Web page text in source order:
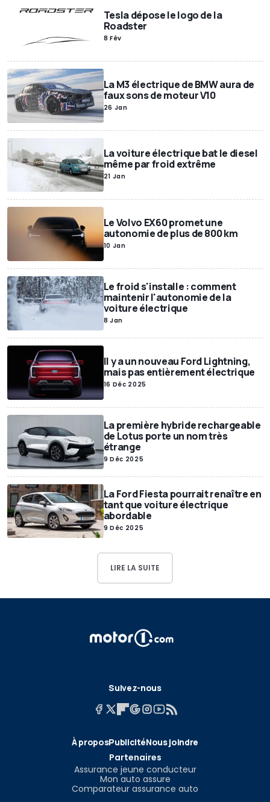
Tesla dépose le logo de la
Roadster
8 Fév
La M3 électrique de BMW aura de
faux sons de moteur V10
26 Jan
La voiture électrique bat le diesel
même par froid extrême
21 Jan
Le Volvo EX60 promet une
autonomie de plus de 800 km
10 Jan
Le froid s'installe : comment
maintenir l'autonomie de la
voiture électrique
8 Jan
Il y a un nouveau Ford Lightning,
mais pas entièrement électrique
16 Déc 2025
La première hybride rechargeable
de Lotus porte un nom très
étrange
9 Déc 2025
La Ford Fiesta pourrait renaître en
tant que voiture électrique
abordable
9 Déc 2025
LIRE LA SUITE
Suivez-nous
À proposPublicitéNous joindre
Partenaires
Assurance jeune conducteur
Mon auto assure
Comparateur assurance auto